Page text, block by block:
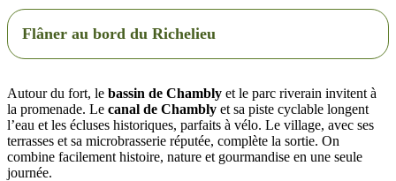
Flâner au bord du Richelieu
Autour du fort, le bassin de Chambly et le parc riverain invitent à
la promenade. Le canal de Chambly et sa piste cyclable longent
l’eau et les écluses historiques, parfaits à vélo. Le village, avec ses
terrasses et sa microbrasserie réputée, complète la sortie. On
combine facilement histoire, nature et gourmandise en une seule
journée.